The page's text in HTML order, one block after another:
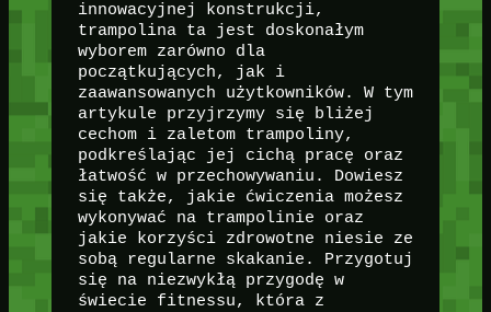
innowacyjnej konstrukcji,
trampolina ta jest doskonałym
wyborem zarówno dla
początkujących, jak i
zaawansowanych użytkowników. W tym
artykule przyjrzymy się bliżej
cechom i zaletom trampoliny,
podkreślając jej cichą pracę oraz
łatwość w przechowywaniu. Dowiesz
się także, jakie ćwiczenia możesz
wykonywać na trampolinie oraz
jakie korzyści zdrowotne niesie ze
sobą regularne skakanie. Przygotuj
się na niezwykłą przygodę w
świecie fitnessu, która z